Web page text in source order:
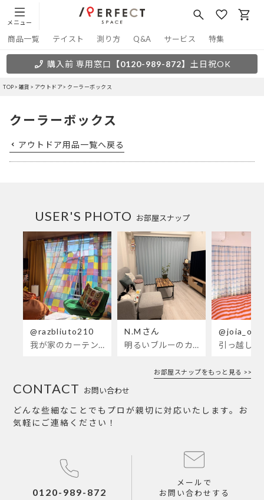
メニュー
商品一覧 テイスト 測り方 Q&A サービス 特集
購入前 専用窓口 【0120-989-872】 土日祝OK
TOP 雑貨 アウトドア クーラーボックス
クーラーボックス
アウトドア用品一覧へ戻る
お部屋スナップ
USER'S PHOTO
@razbliuto210
我が家のカーテンが新しくなりました🌼早起きが超絶苦手な私が、思わず朝カーテンを開けて光合成するようになったステンドグラスカーテン…！
N.Mさん
明るいブルーのカーテンで、部屋全体が明るく。白を基調とした部屋にぴったりです。
お部屋スナップをもっと見る >>
お問い合わせ
CONTACT
どんな些細なことでもプロが親切に対応いたします。お
気軽にご連絡ください！
0120-989-872
メールで
お問い合わせする